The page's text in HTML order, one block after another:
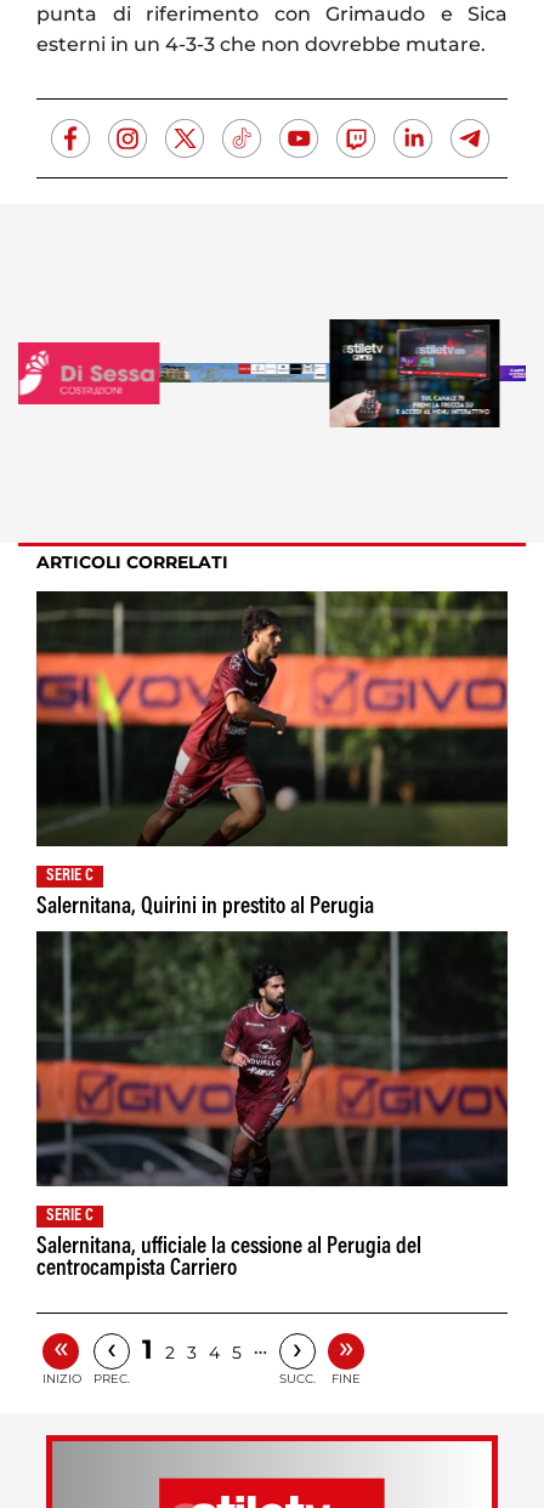
punta di riferimento con Grimaudo e Sica
esterni in un 4-3-3 che non dovrebbe mutare.
ARTICOLI CORRELATI
SERIE C
Salernitana, Quirini in prestito al Perugia
SERIE C
Salernitana, ufficiale la cessione al Perugia del
centrocampista Carriero
«
INIZIO
‹
PREC.
1 2 3 4 5 … ›
SUCC.
»
FINE